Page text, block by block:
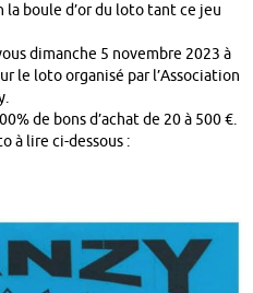
boule d’or du loto tant ce jeu
dimanche 5 novembre 2023 à
le loto organisé par l’Association
de bons d’achat de 20 à 500 €.
à lire ci-dessous :